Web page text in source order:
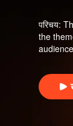
परिचय:
the